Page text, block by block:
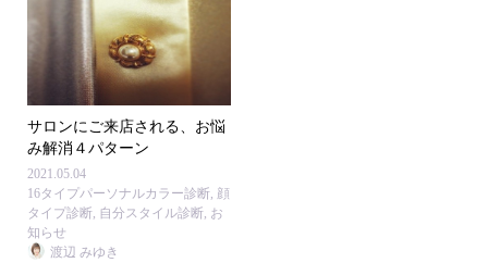
サロンにご来店される、お悩
み解消４パターン
2021.05.04
16タイプパーソナルカラー診断, 顔
タイプ診断, 自分スタイル診断, お
知らせ
渡辺 みゆき